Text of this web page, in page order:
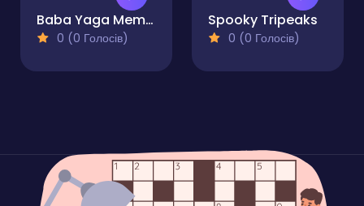
Baba Yaga Memory Magic
0 (0 Голосів)
Spooky Tripeaks
0 (0 Голосів)